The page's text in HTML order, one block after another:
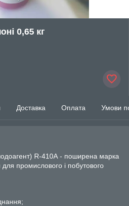
0,65 кг
Доставка Оплата Умови
R-410А - поширена марка
для промислового і побутового